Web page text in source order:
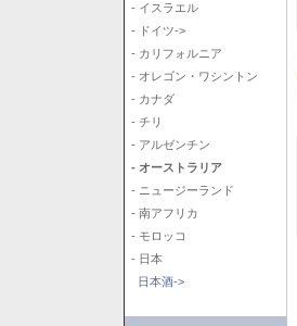
- イスラエル
- ドイツ->
- カリフォルニア
- オレゴン・ワシントン
- カナダ
- チリ
- アルゼンチン
- オーストラリア
- ニュージーランド
- 南アフリカ
- モロッコ
- 日本
日本酒->